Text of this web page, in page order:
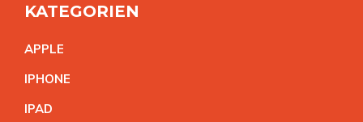
KATEGORIEN
APPLE
IPHONE
IPAD